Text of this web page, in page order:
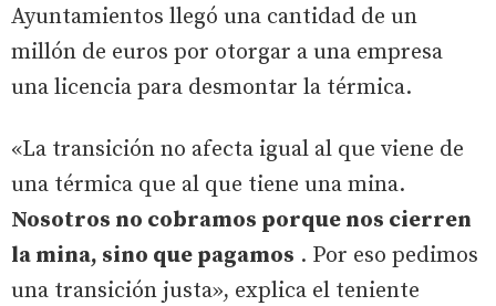
Ayuntamientos llegó una cantidad de un
millón de euros por otorgar a una empresa
una licencia para desmontar la térmica.
«La transición no afecta igual al que viene de
una térmica que al que tiene una mina.
Nosotros no cobramos porque nos cierren
la mina, sino que pagamos . Por eso pedimos
una transición justa», explica el teniente